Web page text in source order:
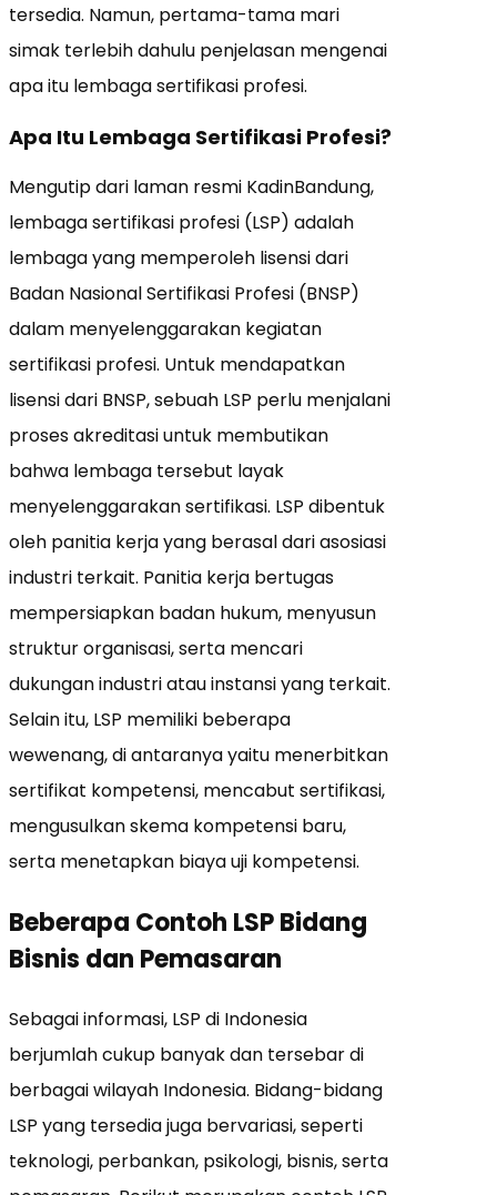
tersedia. Namun, pertama-tama mari
simak terlebih dahulu penjelasan mengenai
apa itu lembaga sertifikasi profesi.
Apa Itu Lembaga Sertifikasi Profesi?
Mengutip dari laman resmi KadinBandung,
lembaga sertifikasi profesi (LSP) adalah
lembaga yang memperoleh lisensi dari
Badan Nasional Sertifikasi Profesi (BNSP)
dalam menyelenggarakan kegiatan
sertifikasi profesi. Untuk mendapatkan
lisensi dari BNSP, sebuah LSP perlu menjalani
proses akreditasi untuk membutikan
bahwa lembaga tersebut layak
menyelenggarakan sertifikasi. LSP dibentuk
oleh panitia kerja yang berasal dari asosiasi
industri terkait. Panitia kerja bertugas
mempersiapkan badan hukum, menyusun
struktur organisasi, serta mencari
dukungan industri atau instansi yang terkait.
Selain itu, LSP memiliki beberapa
wewenang, di antaranya yaitu menerbitkan
sertifikat kompetensi, mencabut sertifikasi,
mengusulkan skema kompetensi baru,
serta menetapkan biaya uji kompetensi.
Beberapa Contoh LSP Bidang
Bisnis dan Pemasaran
Sebagai informasi, LSP di Indonesia
berjumlah cukup banyak dan tersebar di
berbagai wilayah Indonesia. Bidang-bidang
LSP yang tersedia juga bervariasi, seperti
teknologi, perbankan, psikologi, bisnis, serta